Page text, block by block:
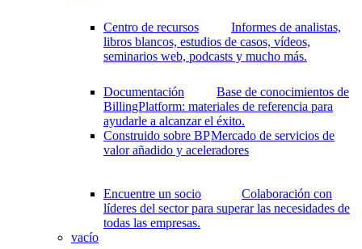
Centro de recursos
Informes de analistas,
libros blancos, estudios de casos, vídeos,
seminarios web, podcasts y mucho más.
Documentación
Base de conocimientos de
BillingPlatform: materiales de referencia para
ayudarle a alcanzar el éxito.
Construido sobre BPMercado de servicios de
valor añadido y aceleradores
Encuentre un socio
Colaboración con
líderes del sector para superar las necesidades de
todas las empresas.
vacío